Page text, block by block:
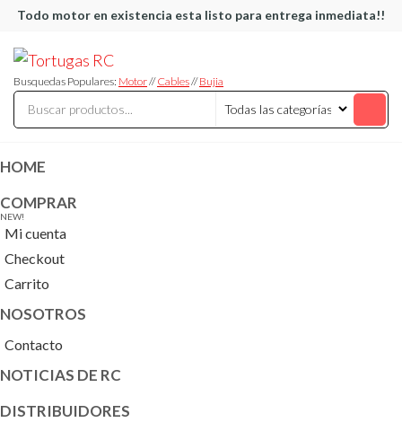
Saltar
contenido
Todo motor en existencia esta listo para entrega inmediata!!
RC
articulos
de RC
Busquedas Populares: Motor//Cables//Bujia
HOME
COMPRAR
NEW!
Mi cuenta
Checkout
Carrito
NOSOTROS
Contacto
NOTICIAS DE RC
DISTRIBUIDORES